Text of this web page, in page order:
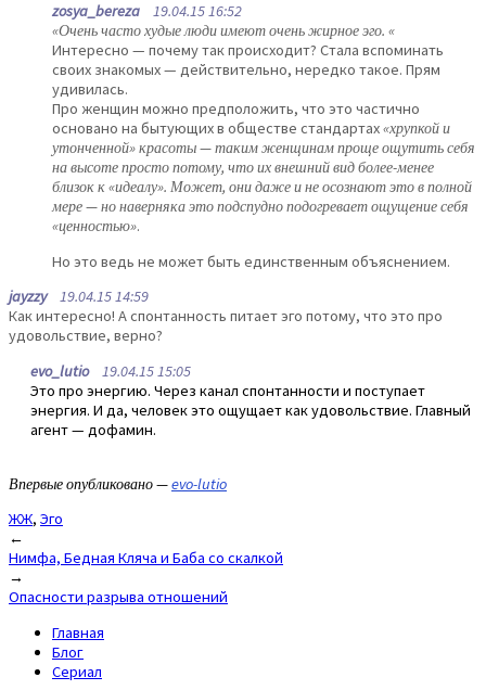
zosya_bereza 19.04.15 16:52
«Очень часто худые люди имеют очень жирное эго. «
Интересно — почему так происходит? Стала вспоминать
своих знакомых — действительно, нередко такое. Прям
удивилась.
Про женщин можно предположить, что это частично
основано на бытующих в обществе стандартах«хрупкой и
утонченной» красоты — таким женщинам проще ощутить себя
на высоте просто потому, что их внешний вид более-менее
близок к «идеалу». Может, они даже и не осознают это в полной
мере — но наверняка это подспудно подогревает ощущение себя
«ценностью».
Но это ведь не может быть единственным объяснением.
jayzzy19.04.15 14:59
Как интересно! А спонтанность питает эго потому, что это про
удовольствие, верно?
evo_lutio19.04.15 15:05
Это про энергию. Через канал спонтанности и поступает
энергия. И да, человек это ощущает как удовольствие. Главный
агент — дофамин.
Впервые опубликовано —evo-lutio
ЖЖ, Эго
Post
navigation
←
Нимфа, Бедная Кляча и Баба со скалкой
→
Опасности разрыва отношений
Главная
Блог
Сериал